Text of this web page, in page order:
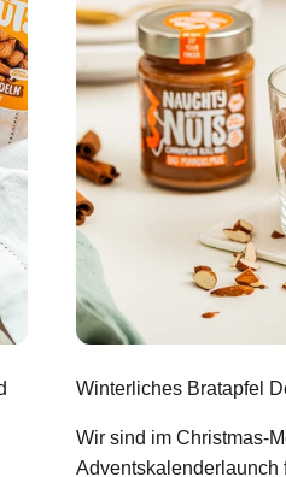
Winterliches Bratapfel
Wir sind im Christmas-
Adventskalenderlaunch